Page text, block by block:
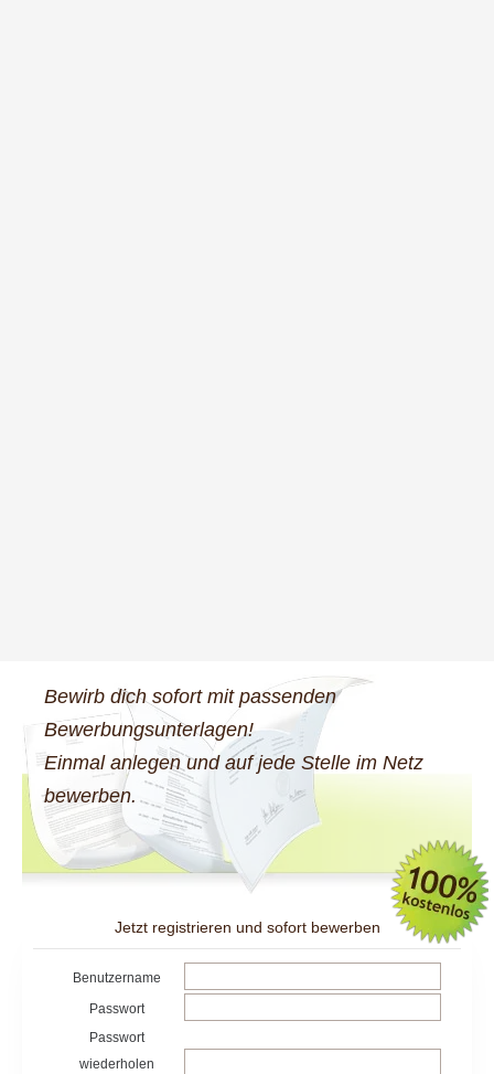
Bewirb dich sofort mit passenden
Bewerbungsunterlagen!
Einmal anlegen und auf jede Stelle im Netz
bewerben.
Jetzt registrieren und sofort bewerben
Benutzername
Passwort
Passwort
wiederholen